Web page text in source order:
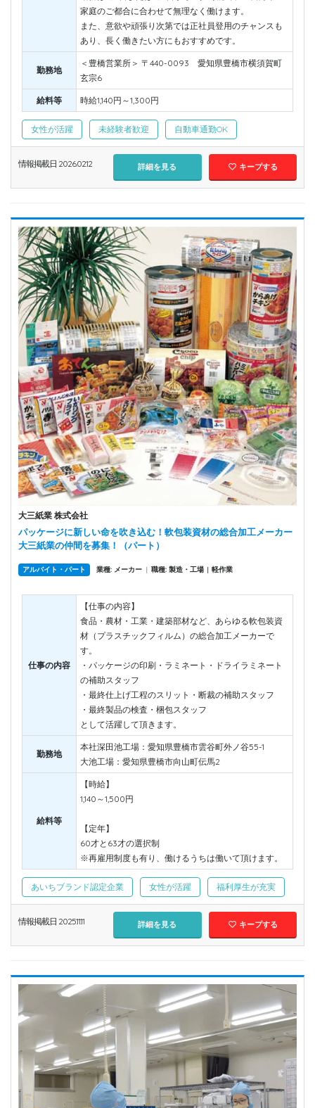
家庭のご都合に合わせて無理なく働けます。
また、意欲や頑張り次第では正社員登用のチャンスも
あり、長く働きたい方にもおすすめです。
勤務地
＜豊橋営業所＞ 〒440-0093 愛知県豊橋市横須賀町
玄宗6
給料等 時給1,140円～1,300円
女性が活躍 未経験者歓迎 自動車通勤OK
情報掲載日 2026.02.12 詳細を見る キープする
大三紙業 株式会社
パッケージに新しい命を吹き込む！軟包装資材の総合加工メーカー
大三紙業の仲間を募集！（パート）
アルバイト・パート 業種: メーカー | 職種: 製造・工場 | 軽作業
仕事の内容
【仕事の内容】
食品・農材・工業・建築部材など、あらゆる軟包装資
材（プラスチックフィルム）の総合加工メーカーで
す。
・パッケージの印刷・ラミネート・ドライラミネート
の補助スタッフ
・最終仕上げ工程のスリット・断裁の補助スタッフ
・最終製品の検査・梱包スタッフ
として活躍して頂きます。
勤務地
本社深田池工場：愛知県豊橋市雲谷町外ノ谷55-1
大池工場：愛知県豊橋市向山町伝馬2
給料等
【時給】
1,140～1,500円
【定年】
60才と63才の選択制
※再雇用制度も有り、働けるうちは働いて頂けます。
あいちブランド認定企業 女性が活躍 福利厚生が充実
情報掲載日 2025.11.11 詳細を見る キープする